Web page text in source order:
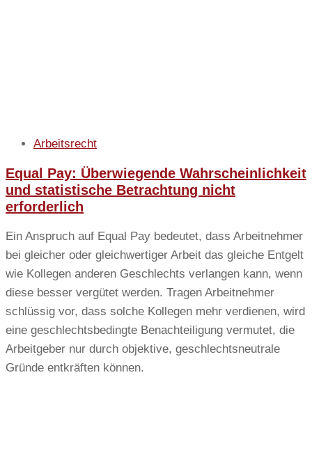
Arbeitsrecht
Equal Pay: Überwiegende Wahrscheinlichkeit
und statistische Betrachtung nicht
erforderlich
Ein Anspruch auf Equal Pay bedeutet, dass Arbeitnehmer
bei gleicher oder gleichwertiger Arbeit das gleiche Entgelt
wie Kollegen anderen Geschlechts verlangen kann, wenn
diese besser vergütet werden. Tragen Arbeitnehmer
schlüssig vor, dass solche Kollegen mehr verdienen, wird
eine geschlechtsbedingte Benachteiligung vermutet, die
Arbeitgeber nur durch objektive, geschlechtsneutrale
Gründe entkräften können.